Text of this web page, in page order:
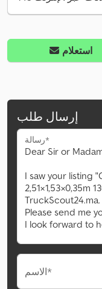
استعلام
إرسال طلب
رسالة*
الاسم*